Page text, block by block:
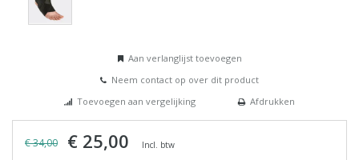
Aan verlanglijst toevoegen
Neem contact op over dit product
Toevoegen aan vergelijking
Afdrukken
€ 34,00 € 25,00 Incl. btw